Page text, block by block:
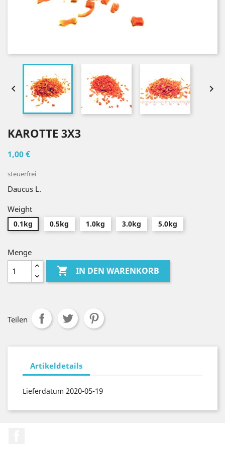
 
KAROTTE 3X3
1,00 €
steuerfrei
Daucus L.
Weight
0.1kg 0.5kg 1.0kg 3.0kg 5.0kg
Menge
 IN DEN WARENKORB
Teilen
Artikeldetails
Lieferdatum 2020-05-19